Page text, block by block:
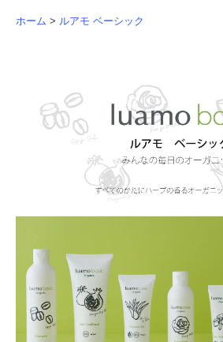
ホーム > ルアモ ベーシック